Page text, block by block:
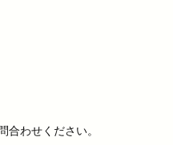
合わせください。